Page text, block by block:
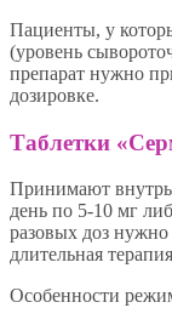
Пациенты, у
(уровень
препарат нужно
дозировке.
Таблетки
Принимают
день по 5-10 мг
разовых доз
длительная
Особенности